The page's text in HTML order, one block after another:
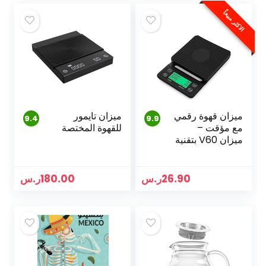
الاكثر مبيعاً
9.9
ميزان قهوة رقمي
مع مؤقت –
ميزان V60 بتقنية
26.90ر.س
9.4
ميزان تايمور
للقهوة المختصة
180.00ر.س